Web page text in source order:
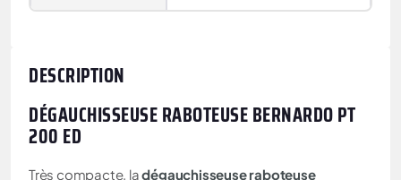
DESCRIPTION
DÉGAUCHISSEUSE RABOTEUSE BERNARDO PT
200 ED
Très compacte, ladégauchisseuse raboteuse